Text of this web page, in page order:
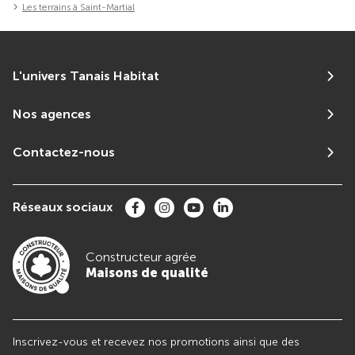
Les terrains à Saint-Martial
L'univers Tanais Habitat
Nos agences
Contactez-nous
Réseaux sociaux
Constructeur agrée
Maisons de qualité
Inscrivez-vous et recevez nos promotions ainsi que des